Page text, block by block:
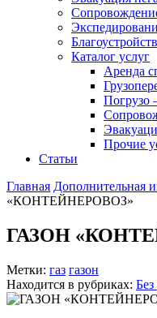
Каталог услуг
Аренда
Погрузо
Прочие
Статьи
Главная Дополнительная
«КОНТЕЙНЕРОВОЗ»
ГАЗОН
Метки: газ газон
Находится в рубриках: